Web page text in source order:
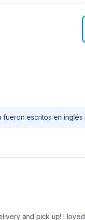
escritos en
and pick up! I